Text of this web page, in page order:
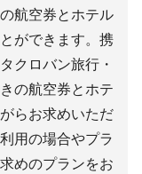
航空券とホテル
ができます。携
クロバン旅行・
の航空券とホテ
らお求めいただ
用の場合やプラ
めのプランをお